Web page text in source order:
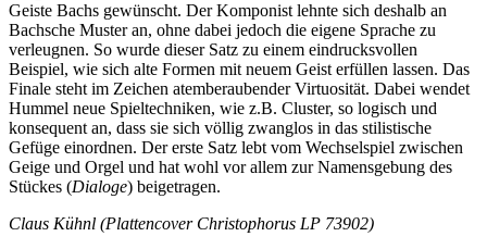
Geiste Bachs gewünscht. Der Komponist lehnte sich deshalb an
Bachsche Muster an, ohne dabei jedoch die eigene Sprache zu
verleugnen. So wurde dieser Satz zu einem eindrucksvollen
Beispiel, wie sich alte Formen mit neuem Geist erfüllen lassen. Das
Finale steht im Zeichen atemberaubender Virtuosität. Dabei wendet
Hummel neue Spieltechniken, wie z.B. Cluster, so logisch und
konsequent an, dass sie sich völlig zwanglos in das stilistische
Gefüge einordnen. Der erste Satz lebt vom Wechselspiel zwischen
Geige und Orgel und hat wohl vor allem zur Namensgebung des
Stückes (Dialoge) beigetragen.
Claus Kühnl (Plattencover Christophorus LP 73902)